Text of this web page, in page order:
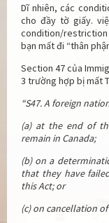
Dĩ nhiên, các
cho đầy tờ giấy.
condition/
bạn mất đi “thân
Section 47 của
3 trường hợp bị mất
“S47. A foreign
(a) at the end of
remain in Canada;
(b) on a
that they have
this Act; or
(c) on cancellation